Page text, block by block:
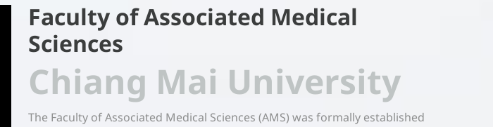
Faculty of Associated Medical
Sciences
Chiang Mai University
The Faculty of Associated Medical Sciences (AMS) was formally established